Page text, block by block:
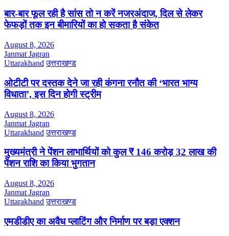
बार-बार फूल रही है सांस तो न करें नजरअंदाज, दिल से लेकर
फेफड़ों तक इन बीमारियों का हो सकता है संकेत
August 8, 2026
Janmat Jagran
Uttarakhand उत्तराखण्ड
ओटीटी पर दस्तक देने जा रही कंगना रनौत की ‘भारत भाग्य
विधाता’, इस दिन होगी स्ट्रीम
August 8, 2026
Janmat Jagran
Uttarakhand उत्तराखण्ड
मुख्यमंत्री ने पेंशन लाभार्थियों को कुल ₹ 146 करोड़ 32 लाख की
पेंशन राशि का किया भुगतान
August 8, 2026
Janmat Jagran
Uttarakhand उत्तराखण्ड
एमडीडीए का अवैध प्लाटिंग और निर्माण पर बड़ा एक्शन